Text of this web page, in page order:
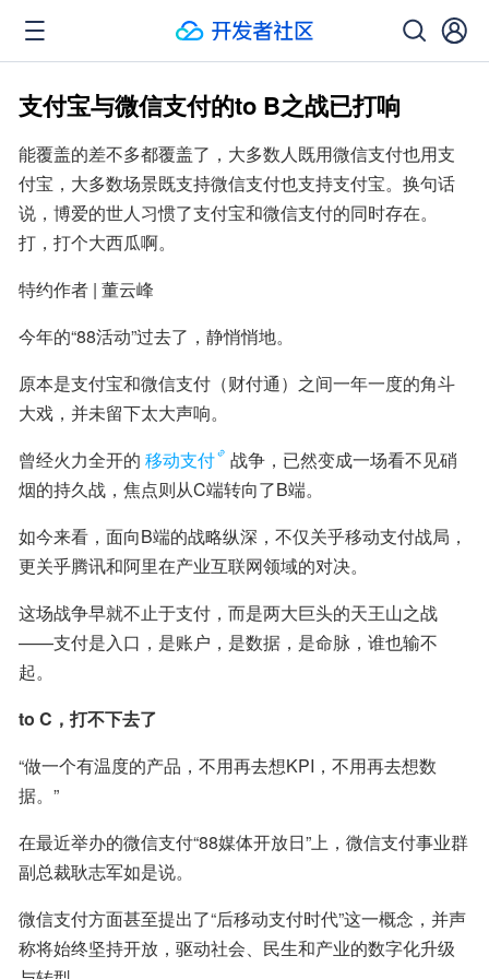
支付宝与微信支付的to B之战已打响
能覆盖的差不多都覆盖了，大多数人既用微信支付也用支
付宝，大多数场景既支持微信支付也支持支付宝。换句话
说，博爱的世人习惯了支付宝和微信支付的同时存在。
打，打个大西瓜啊。
特约作者 | 董云峰
今年的“88活动”过去了，静悄悄地。
原本是支付宝和微信支付（财付通）之间一年一度的角斗
大戏，并未留下太大声响。
曾经火力全开的 移动支付
战争，已然变成一场看不见硝
烟的持久战，焦点则从C端转向了B端。
如今来看，面向B端的战略纵深，不仅关乎移动支付战局，
更关乎腾讯和阿里在产业互联网领域的对决。
这场战争早就不止于支付，而是两大巨头的天王山之战
——支付是入口，是账户，是数据，是命脉，谁也输不
起。
to C，打不下去了
“做一个有温度的产品，不用再去想KPI，不用再去想数
据。”
在最近举办的微信支付“88媒体开放日”上，微信支付事业群
副总裁耿志军如是说。
微信支付方面甚至提出了“后移动支付时代”这一概念，并声
称将始终坚持开放，驱动社会、民生和产业的数字化升级